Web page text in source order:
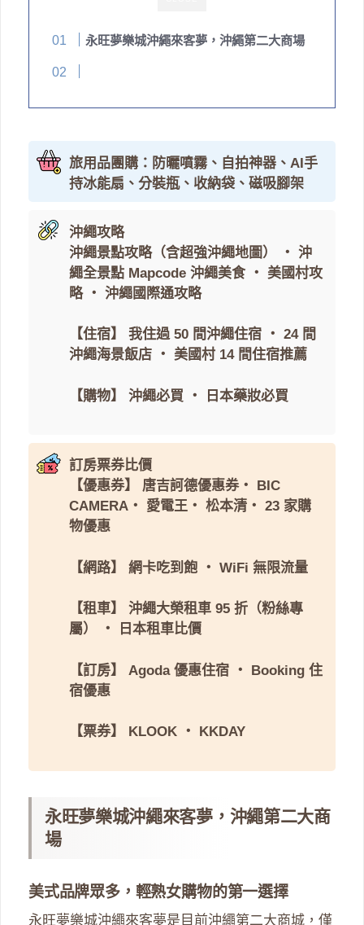
永旺夢樂城沖繩來客夢，沖繩第二大商場
旅用品團購：防曬噴霧、自拍神器、AI手
持冰能扇、分裝瓶、收納袋、磁吸腳架
沖繩攻略
沖繩景點攻略（含超強沖繩地圖）
・ 沖
繩全景點 Mapcode 沖繩美食・ 美國村攻
略・ 沖繩國際通攻略
【住宿】 我住過 50 間沖繩住宿 ・ 24 間
沖繩海景飯店 ・ 美國村 14 間住宿推薦
【購物】 沖繩必買 ・ 日本藥妝必買
訂房票券比價
【優惠券】
唐吉訶德優惠券・
BIC
CAMERA ・ 愛電王 ・ 松本清 ・ 23 家購
物優惠
【網路】 網卡吃到飽 ・ WiFi 無限流量
【租車】
沖繩大榮租車 95 折（粉絲專
屬）
・ 日本租車比價
【訂房】 Agoda 優惠住宿 ・ Booking 住
宿優惠
【票券】 KLOOK ・ KKDAY
永旺夢樂城沖繩來客夢，沖繩第二大商
場
美式品牌眾多，輕熟女購物的第一選擇
永旺夢樂城沖繩來客夢是目前沖繩第二大商城，僅